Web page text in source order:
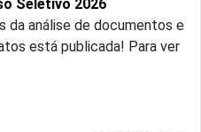
Seletivo 2026
da análise de documentos e
está publicada! Para ver